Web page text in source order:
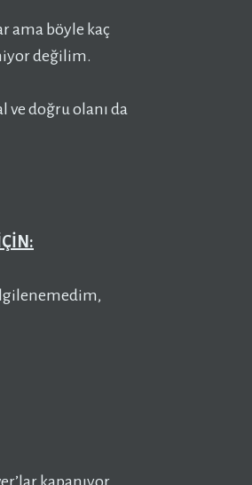
ama böyle kaç
değilim.
ve doğru olanı da
ilgilenemedim,
kapanıyor,